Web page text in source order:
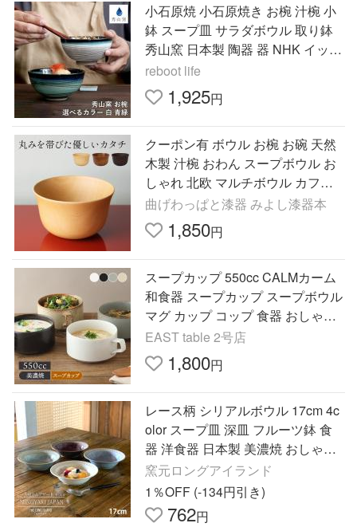
小石原焼 小石原焼き お椀 汁椀 小
鉢 スープ皿 サラダボウル 取り鉢
秀山窯 日本製 陶器 器 NHK イッピ
ンで紹介されました 爆買
reboot life
1,925円
クーポン有 ボウル お椀 お碗 天然
木製 汁椀 おわん スープボウル お
しゃれ 北欧 マルチボウル カフェ
サラダボウル デザートボウル
曲げわっぱと漆器 みよし漆器本
1,850円
スープカップ 550cc CALMカーム
和食器 スープカップ スープボウル
マグ カップ コップ 食器 おしゃれ
和モダン シンプル スタイリッシュ
シック カフェ風 爆買
EAST table 2号店
1,800円
レース柄 シリアルボウル 17cm 4c
olor スープ皿 深皿 フルーツ鉢 食
器 洋食器 日本製 美濃焼 おしゃれ
お皿 皿 食器 オシャレ 陶器
窯元ロングアイランド
1％OFF (-134円引き)
762円